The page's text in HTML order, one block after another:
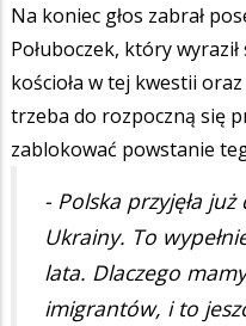
Na koniec głos zabrał
Połuboczek, który
kościoła w tej kwestii
trzeba do rozpoczną się
zablokować powstanie
- Polska przyjęła
Ukrainy. To
lata. Dlaczego
imigrantów, i to